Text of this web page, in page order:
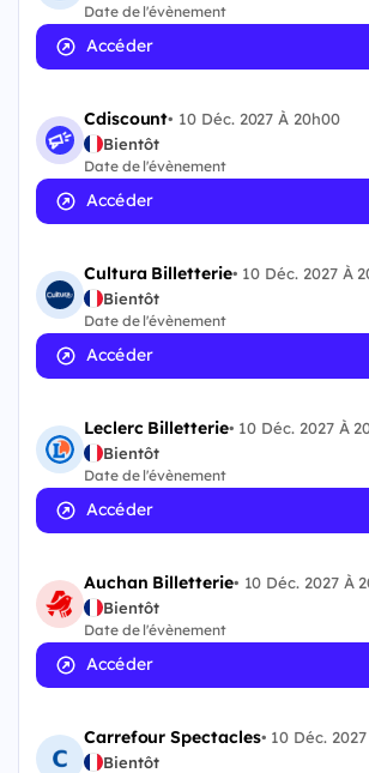
Date de l'évènement
Accéder
Cdiscount• 10 Déc. 2027 À 20h00
Bientôt
Date de l'évènement
Accéder
Cultura Billetterie• 10 Déc. 2027 À
Bientôt
Date de l'évènement
Accéder
Leclerc Billetterie• 10 Déc. 2027 À
Bientôt
Date de l'évènement
Accéder
Auchan Billetterie• 10 Déc. 2027 À
Bientôt
Date de l'évènement
Accéder
Carrefour Spectacles• 10 Déc.
Bientôt